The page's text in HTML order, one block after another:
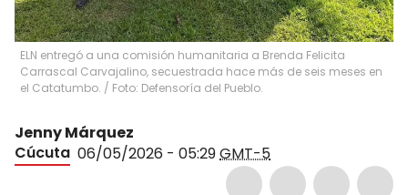
ELN entregó a una comisión humanitaria a Brenda Felicita
Carrascal Carvajalino, secuestrada hace más de seis meses en
el Catatumbo. / Foto: Defensoría del Pueblo.
Jenny Márquez
Cúcuta 06/05/2026 - 05:29GMT-5